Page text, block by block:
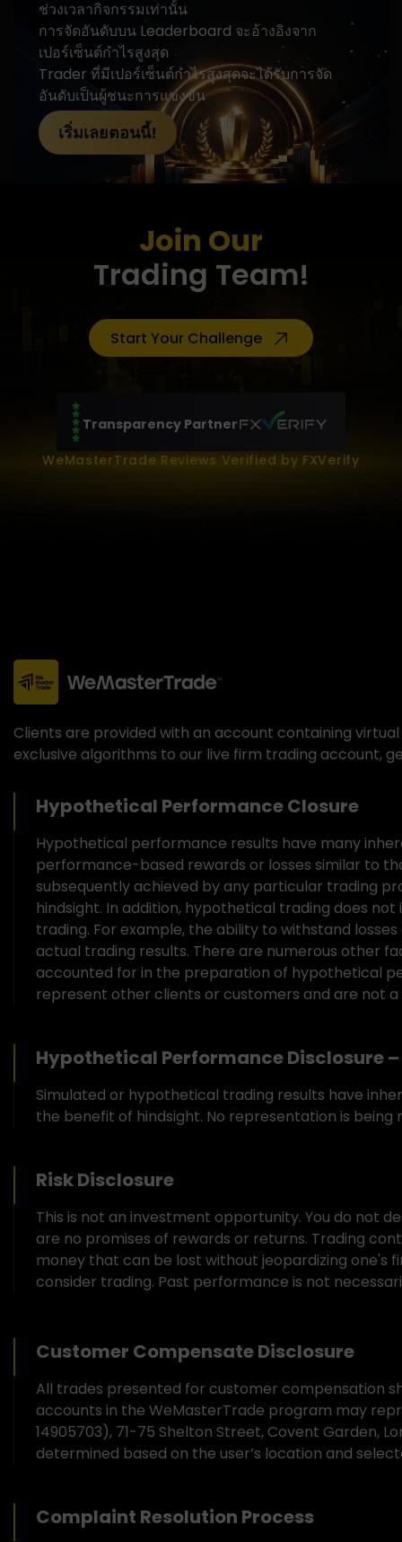
ช่วงเวลากิจกรรมเท่านั้น
การจัดอันดับบน Leaderboard จะอ้างอิงจาก
เปอร์เซ็นต์กำไรสูงสุด
Trader ที่มีเปอร์เซ็นต์กำไรสูงสุดจะได้รับการจัด
อันดับเป็นผู้ชนะการแข่งขัน
เริ่มเลยตอนนี้!
Join Our
Trading Team!
Start Your Challenge
Transparency Partner
WeMasterTrade Reviews Verified by FXVerify
Clients are provided with an account containing
exclusive algorithms to our live firm trading account,
Hypothetical Performance Closure
Hypothetical performance results have many
performance-based rewards or losses similar to
subsequently achieved by any particular trading
hindsight. In addition, hypothetical trading does
trading. For example, the ability to withstand
actual trading results. There are numerous other
accounted for in the preparation of hypothetical
represent other clients or customers and are not
Hypothetical Performance Disclosure –
Simulated or hypothetical trading results have
the benefit of hindsight. No representation is
Risk Disclosure
This is not an investment opportunity. You do not
are no promises of rewards or returns. Trading
money that can be lost without jeopardizing one's
consider trading. Past performance is not
Customer Compensate Disclosure
All trades presented for customer compensation
accounts in the WeMasterTrade program may
14905703), 71-75 Shelton Street, Covent Garden,
determined based on the user’s location and
Complaint Resolution Process